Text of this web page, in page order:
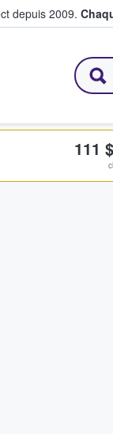
depuis 2009.
des billets
111